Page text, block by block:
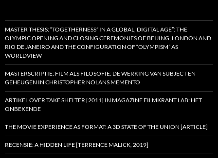
MASTER THESIS: “TOGETHERNESS” IN A GLOBAL, DIGITAL AGE”: THE
OLYMPIC OPENING AND CLOSING CEREMONIES OF BEIJING, LONDON AND
RIO DE JANEIRO AND THE CONFIGURATION OF “OLYMPISM” AS
WORLDVIEW
MASTERSCRIPTIE: FILM ALS FILOSOFIE: DE WERKING VAN SUBJECT EN
GEHEUGEN IN CHRISTOPHER NOLANS MEMENTO
ARTIKEL OVER TAKE SHELTER [2011] IN MAGAZINE FILMKRANT LAB: HET
ONBEKENDE
THE MOVIE EXPERIENCE AS FORMAT: A 3D STATE OF THE UNION [ARTICLE]
RECENSIE: A HIDDEN LIFE [TERRENCE MALICK, 2019]